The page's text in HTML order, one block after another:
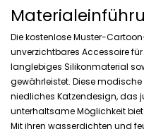
Die kostenlose Muster-
unverzichtbares Accessoire
langlebiges Silikonmaterial
gewährleistet. Diese
niedliches Katzendesign, das
unterhaltsame Möglichkeit
Mit ihren wasserdichten und